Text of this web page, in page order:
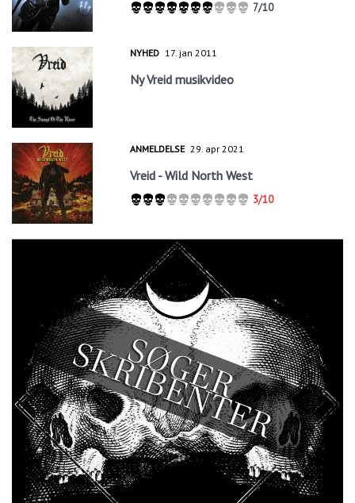
7/10
NYHED 17. jan 2011
Ny Vreid musikvideo
ANMELDELSE 29. apr 2021
Vreid - Wild North West
3/10